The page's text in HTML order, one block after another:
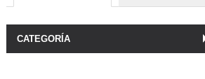
CATEGORÍA